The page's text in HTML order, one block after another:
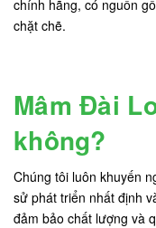
chính hãng, có nguồn
chặt chẽ.
Mâm Đài
không?
Chúng tôi luôn khuyến
sử phát triển nhất định
đảm bảo chất lượng và